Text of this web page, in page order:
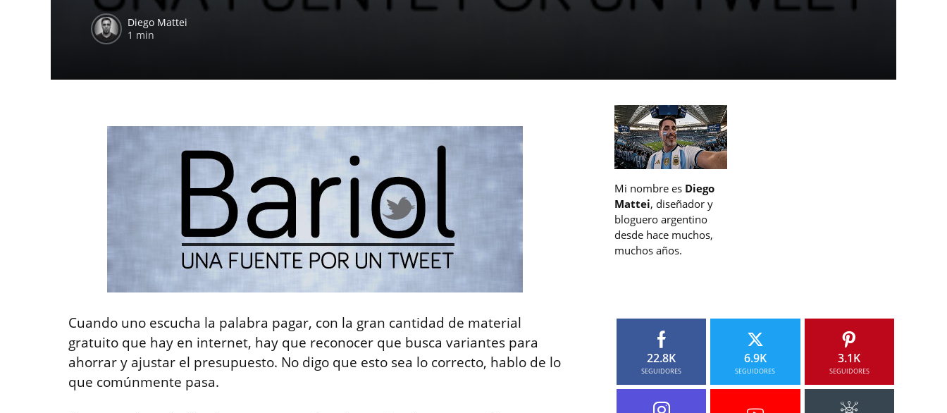
Diego Mattei
1 min
Cuando uno escucha la palabra pagar, con la gran cantidad de material
gratuito que hay en internet, hay que reconocer que busca variantes para
ahorrar y ajustar el presupuesto. No digo que esto sea lo correcto, hablo de lo
que comúnmente pasa.
Mi nombre es Diego
Mattei, diseñador y
bloguero argentino
desde hace muchos,
muchos años.
22.8K
SEGUIDORES
6.9K
SEGUIDORES
3.1K
SEGUIDORES